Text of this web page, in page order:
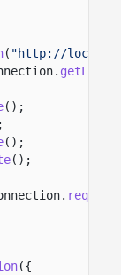
( "http://
();
();
();
({